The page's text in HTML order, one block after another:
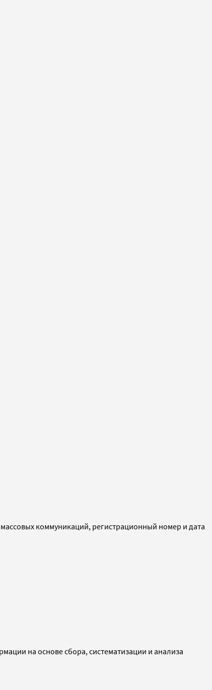
коммуникаций, регистрационный номер и дата
на основе сбора, систематизации и анализа